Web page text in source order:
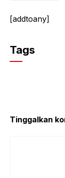
[addtoany]
Tags
Tinggalkan